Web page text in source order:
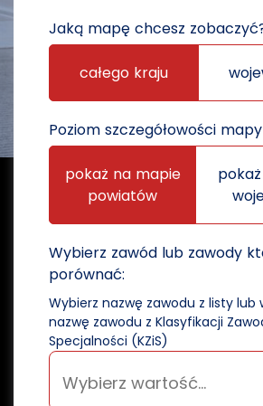
Jaką mapę chcesz
całego kraju
Poziom szczegółowości mapy
pokaż na mapie
powiatów
Wybierz zawód lub zawody
porównać:
Wybierz nazwę zawodu z listy lub
nazwę zawodu z Klasyfikacji
Specjalności (KZiS)